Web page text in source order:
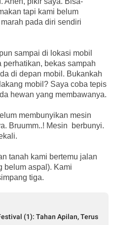
tapi kami belum
pada diri sendiri
sampai di lokasi mobil
perhatikan, bekas sampah
di depan mobil. Bukankah
mobil? Saya coba tepis
hewan yang membawanya.
membunyikan mesin
Bruumm..! Mesin berbunyi.
tanah kami bertemu jalan
belum aspal). Kami
tiga.
(1): Tahan Apilan, Terus